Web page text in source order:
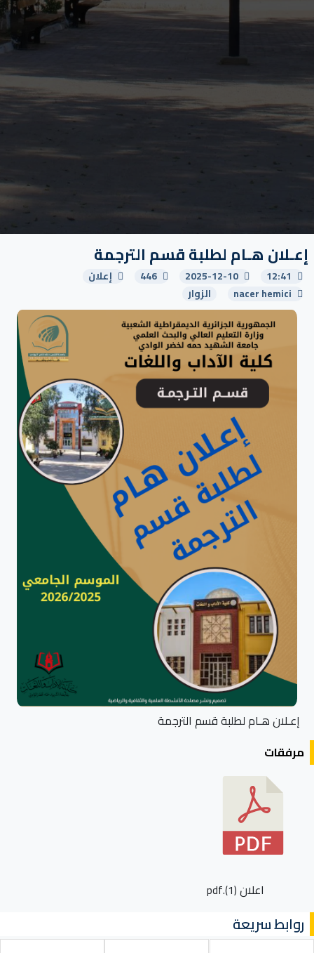
إعـلان هـام لطلبة قسم الترجمة
12:41
2025-12-10
446
إعلان
nacer hemici
الزوار
إعـلان هـام لطلبة قسم الترجمة
مرفقات
اعلان (1).pdf
روابط سريعة